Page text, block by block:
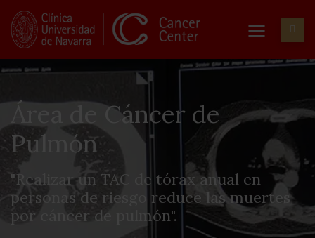
Área de Cáncer de
Pulmón
"Realizar un TAC de tórax anual en
personas de riesgo reduce las muertes
por cáncer de pulmón".